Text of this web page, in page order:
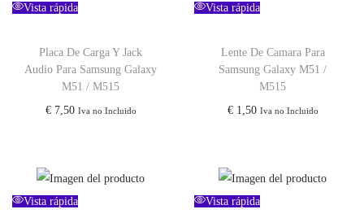
Vista rápida
Placa De Carga Y Jack
Audio Para Samsung Galaxy
M51 / M515
€7,50 Iva no Incluido
Vista rápida
Lente De Camara Para
Samsung Galaxy M51 /
M515
€1,50 Iva no Incluido
Vista rápida Vista rápida